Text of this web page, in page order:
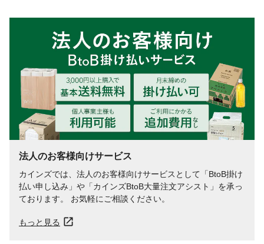
法人のお客様向けサービス
カインズでは、法人のお客様向けサービスとして「BtoB掛け
払い申し込み」や「カインズBtoB大量注文アシスト」を承っ
ております。 お気軽にご相談ください。
もっと見る